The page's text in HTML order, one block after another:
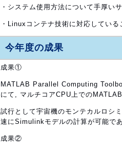
・システム使用方法について手厚い
・Linuxコンテナ技術に対応している
今年度の成果
成果①
MATLAB Parallel Computing
にて, マルチコアCPU上での
試行として宇宙機のモンテカルロシ
速にSimulinkモデルの計算が可能で
成果②